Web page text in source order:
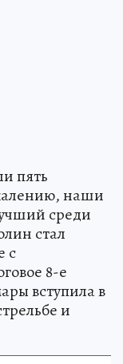
пять
наши
среди
стал
с
8-е
вступила в
и